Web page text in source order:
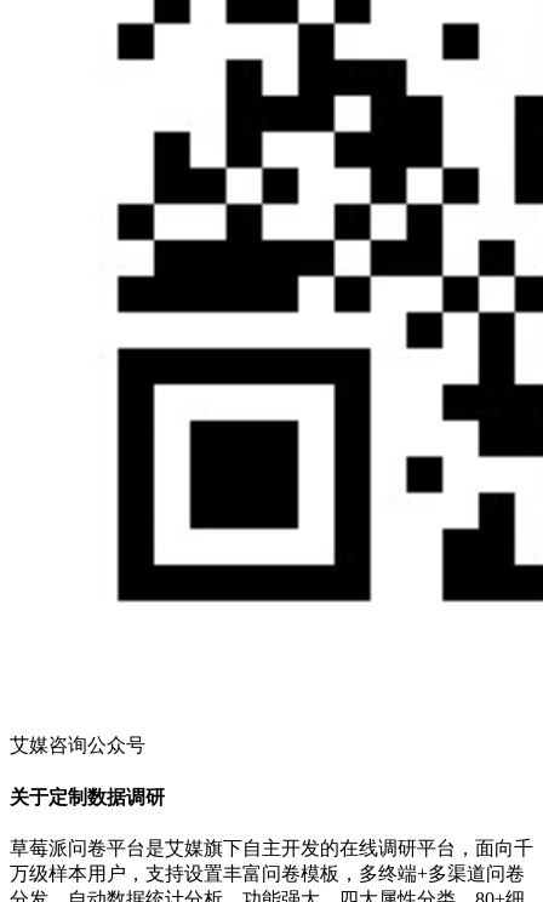
艾媒咨询公众号
关于定制数据调研
草莓派问卷平台是艾媒旗下自主开发的在线调研平台，面向千
万级样本用户，支持设置丰富问卷模板，多终端+多渠道问卷